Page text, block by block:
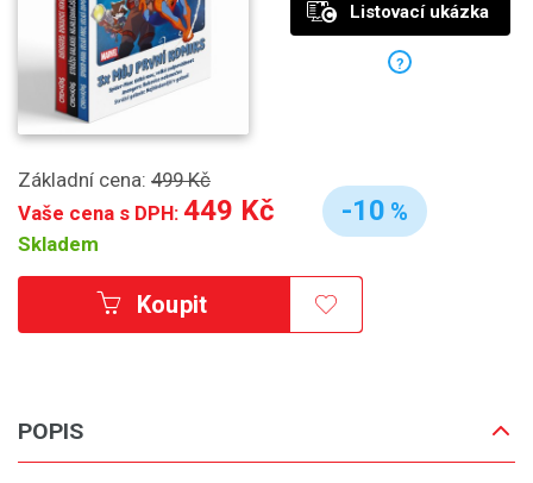
Základní cena: 499 Kč
Vaše cena s DPH: 449 Kč
Skladem
-10 %
Koupit
POPIS
Listovací ukázka
?